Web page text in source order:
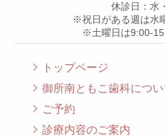
休診日：水
※祝日がある週は水
※土曜日は9:00-
トップページ
御所南ともこ歯科につい
ご予約
診療内容のご案内